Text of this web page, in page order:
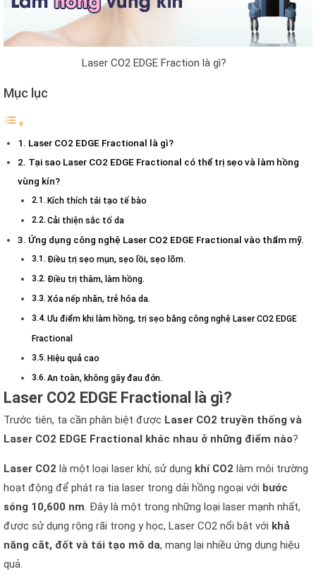
Laser CO2 EDGE Fraction là gì?
Mục lục
Laser CO2 EDGE Fractional là gì?
Tại sao Laser CO2 EDGE Fractional có thể trị sẹo và làm hồng
vùng kín?
Kích thích tái tạo tế bào
Cải thiện sắc tố da
Ứng dụng công nghệ Laser CO2 EDGE Fractional vào thẩm mỹ.
Điều trị sẹo mụn, sẹo lồi, sẹo lõm.
Điều trị thâm, làm hồng.
Xóa nếp nhăn, trẻ hóa da.
Ưu điểm khi làm hồng, trị sẹo bằng công nghệ Laser CO2 EDGE
Fractional
Hiệu quả cao
An toàn, không gây đau đớn.
Laser CO2 EDGE Fractional là gì?
Trước tiên, ta cần phân biệt được Laser CO2 truyền thống và
Laser CO2 EDGE Fractional khác nhau ở những điểm nào?
Laser CO2 là một loại laser khí, sử dụng khí CO2 làm môi trường
hoạt động để phát ra tia laser trong dải hồng ngoại với bước
sóng 10,600 nm. Đây là một trong những loại laser mạnh nhất,
được sử dụng rộng rãi trong y học, Laser CO2 nổi bật với khả
năng cắt, đốt và tái tạo mô da, mang lại nhiều ứng dụng hiệu
quả.